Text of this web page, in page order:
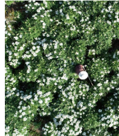
観光 評論
中日対訳